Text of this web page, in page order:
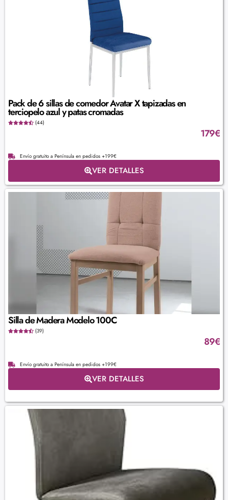
Pack de 6 sillas de comedor Avatar X tapizadas en
terciopelo azul y patas cromadas
(44)
179€
Envío gratuito a Península en pedidos +199€
VER DETALLES
Silla de Madera Modelo 100C
(39)
89€
Envío gratuito a Península en pedidos +199€
VER DETALLES